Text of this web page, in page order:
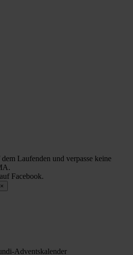
Laufenden und verpasse keine
Facebook.
×
Adventskalender